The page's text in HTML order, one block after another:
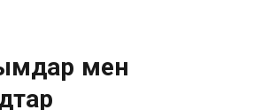
жетпесе тұра алмайды. Чан Му-
де, білгір жетекшісі. Чан
мен